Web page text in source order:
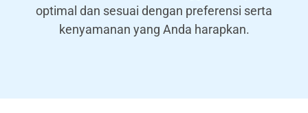
optimal dan sesuai dengan preferensi serta
kenyamanan yang Anda harapkan.